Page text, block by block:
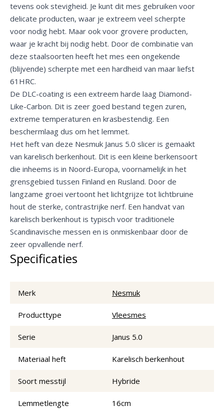
tevens ook stevigheid. Je kunt dit mes gebruiken voor
delicate producten, waar je extreem veel scherpte
voor nodig hebt. Maar ook voor grovere producten,
waar je kracht bij nodig hebt. Door de combinatie van
deze staalsoorten heeft het mes een ongekende
(blijvende) scherpte met een hardheid van maar liefst
61HRC.
De DLC-coating is een extreem harde laag Diamond-
Like-Carbon. Dit is zeer goed bestand tegen zuren,
extreme temperaturen en krasbestendig. Een
beschermlaag dus om het lemmet.
Het heft van deze Nesmuk Janus 5.0 slicer is gemaakt
van karelisch berkenhout. Dit is een kleine berkensoort
die inheems is in Noord-Europa, voornamelijk in het
grensgebied tussen Finland en Rusland. Door de
langzame groei vertoont het lichtgrijze tot lichtbruine
hout de sterke, contrastrijke nerf. Een handvat van
karelisch berkenhout is typisch voor traditionele
Scandinavische messen en is onmiskenbaar door de
zeer opvallende nerf.
Specificaties
Merk Nesmuk
Producttype Vleesmes
Serie Janus 5.0
Materiaal heft Karelisch berkenhout
Soort messtijl Hybride
Lemmetlengte 16cm